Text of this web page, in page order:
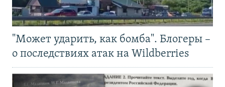
"Может ударить, как бомба". Блогеры –
о последствиях атак на Wildberries